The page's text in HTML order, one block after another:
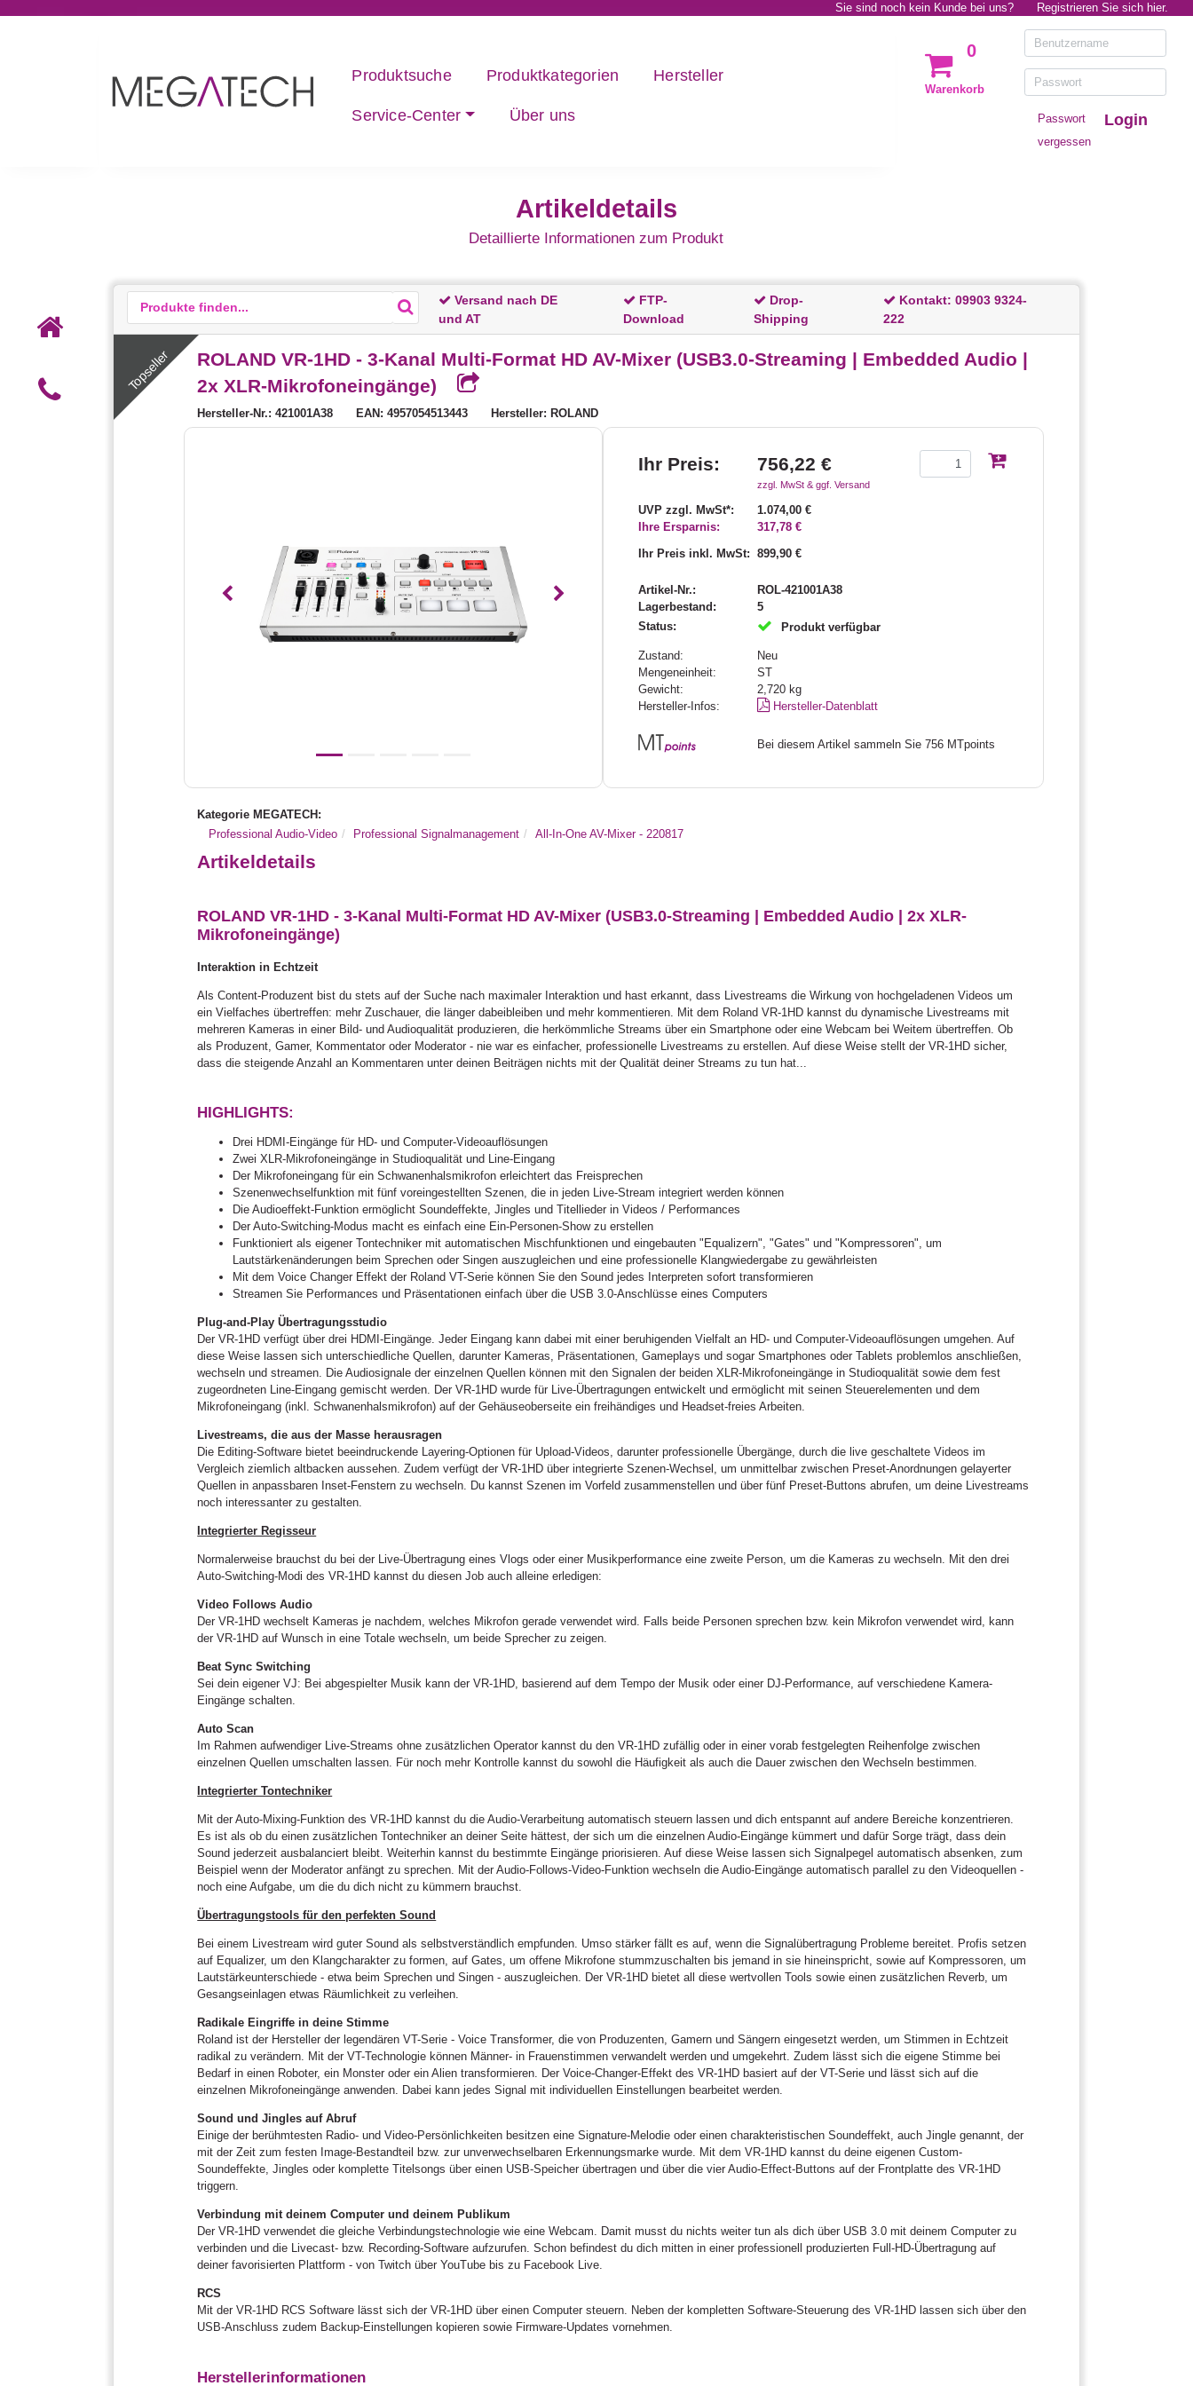
Sie sind noch kein Kunde bei uns? Registrieren Sie sich hier.
Produktsuche Produktkategorien Hersteller
Service-Center Über uns
0
Warenkorb
Passwort
vergessen
Login
Artikeldetails
Detaillierte Informationen zum Produkt
Versand nach DE
und AT
FTP-
Download
Drop-
Shipping
Kontakt:09903 9324-
222
ROLAND VR-1HD - 3-Kanal Multi-Format HD AV-Mixer (USB3.0-Streaming | Embedded Audio |
2x XLR-Mikrofoneingänge)
Hersteller-Nr.: 421001A38 EAN: 4957054513443 Hersteller: ROLAND
Vorheriges Nächstes
Ihr Preis: 756,22 €
zzgl. MwSt & ggf. Versand
UVP zzgl. MwSt*:
1.074,00 €
Ihre Ersparnis:
317,78 €
Ihr Preis inkl. MwSt:
899,90 €
Artikel-Nr.:
ROL-421001A38
Lagerbestand:
5
Status:
Produkt verfügbar
Zustand:
Neu
Mengeneinheit:
ST
Gewicht:
2,720 kg
Hersteller-Infos:
Hersteller-Datenblatt
Bei diesem Artikel sammeln Sie 756 MTpoints
Kategorie MEGATECH:
Professional Audio-Video
Professional Signalmanagement All-In-One AV-Mixer - 220817
Artikeldetails
ROLAND VR-1HD - 3-Kanal Multi-Format HD AV-Mixer (USB3.0-Streaming | Embedded Audio | 2x XLR-
Mikrofoneingänge)
Interaktion in Echtzeit
Als Content-Produzent bist du stets auf der Suche nach maximaler Interaktion und hast erkannt, dass Livestreams die Wirkung von hochgeladenen Videos um
ein Vielfaches übertreffen: mehr Zuschauer, die länger dabeibleiben und mehr kommentieren. Mit dem Roland VR-1HD kannst du dynamische Livestreams mit
mehreren Kameras in einer Bild- und Audioqualität produzieren, die herkömmliche Streams über ein Smartphone oder eine Webcam bei Weitem übertreffen. Ob
als Produzent, Gamer, Kommentator oder Moderator - nie war es einfacher, professionelle Livestreams zu erstellen. Auf diese Weise stellt der VR-1HD sicher,
dass die steigende Anzahl an Kommentaren unter deinen Beiträgen nichts mit der Qualität deiner Streams zu tun hat...
HIGHLIGHTS:
Drei HDMI-Eingänge für HD- und Computer-Videoauflösungen
Zwei XLR-Mikrofoneingänge in Studioqualität und Line-Eingang
Der Mikrofoneingang für ein Schwanenhalsmikrofon erleichtert das Freisprechen
Szenenwechselfunktion mit fünf voreingestellten Szenen, die in jeden Live-Stream integriert werden können
Die Audioeffekt-Funktion ermöglicht Soundeffekte, Jingles und Titellieder in Videos / Performances
Der Auto-Switching-Modus macht es einfach eine Ein-Personen-Show zu erstellen
Funktioniert als eigener Tontechniker mit automatischen Mischfunktionen und eingebauten "Equalizern", "Gates" und "Kompressoren", um
Lautstärkenänderungen beim Sprechen oder Singen auszugleichen und eine professionelle Klangwiedergabe zu gewährleisten
Mit dem Voice Changer Effekt der Roland VT-Serie können Sie den Sound jedes Interpreten sofort transformieren
Streamen Sie Performances und Präsentationen einfach über die USB 3.0-Anschlüsse eines Computers
Plug-and-Play Übertragungsstudio
Der VR-1HD verfügt über drei HDMI-Eingänge. Jeder Eingang kann dabei mit einer beruhigenden Vielfalt an HD- und Computer-Videoauflösungen umgehen. Auf
diese Weise lassen sich unterschiedliche Quellen, darunter Kameras, Präsentationen, Gameplays und sogar Smartphones oder Tablets problemlos anschließen,
wechseln und streamen. Die Audiosignale der einzelnen Quellen können mit den Signalen der beiden XLR-Mikrofoneingänge in Studioqualität sowie dem fest
zugeordneten Line-Eingang gemischt werden. Der VR-1HD wurde für Live-Übertragungen entwickelt und ermöglicht mit seinen Steuerelementen und dem
Mikrofoneingang (inkl. Schwanenhalsmikrofon) auf der Gehäuseoberseite ein freihändiges und Headset-freies Arbeiten.
Livestreams, die aus der Masse herausragen
Die Editing-Software bietet beeindruckende Layering-Optionen für Upload-Videos, darunter professionelle Übergänge, durch die live geschaltete Videos im
Vergleich ziemlich altbacken aussehen. Zudem verfügt der VR-1HD über integrierte Szenen-Wechsel, um unmittelbar zwischen Preset-Anordnungen gelayerter
Quellen in anpassbaren Inset-Fenstern zu wechseln. Du kannst Szenen im Vorfeld zusammenstellen und über fünf Preset-Buttons abrufen, um deine Livestreams
noch interessanter zu gestalten.
Integrierter Regisseur
Normalerweise brauchst du bei der Live-Übertragung eines Vlogs oder einer Musikperformance eine zweite Person, um die Kameras zu wechseln. Mit den drei
Auto-Switching-Modi des VR-1HD kannst du diesen Job auch alleine erledigen:
Video Follows Audio
Der VR-1HD wechselt Kameras je nachdem, welches Mikrofon gerade verwendet wird. Falls beide Personen sprechen bzw. kein Mikrofon verwendet wird, kann
der VR-1HD auf Wunsch in eine Totale wechseln, um beide Sprecher zu zeigen.
Beat Sync Switching
Sei dein eigener VJ: Bei abgespielter Musik kann der VR-1HD, basierend auf dem Tempo der Musik oder einer DJ-Performance, auf verschiedene Kamera-
Eingänge schalten.
Auto Scan
Im Rahmen aufwendiger Live-Streams ohne zusätzlichen Operator kannst du den VR-1HD zufällig oder in einer vorab festgelegten Reihenfolge zwischen
einzelnen Quellen umschalten lassen. Für noch mehr Kontrolle kannst du sowohl die Häufigkeit als auch die Dauer zwischen den Wechseln bestimmen.
Integrierter Tontechniker
Mit der Auto-Mixing-Funktion des VR-1HD kannst du die Audio-Verarbeitung automatisch steuern lassen und dich entspannt auf andere Bereiche konzentrieren.
Es ist als ob du einen zusätzlichen Tontechniker an deiner Seite hättest, der sich um die einzelnen Audio-Eingänge kümmert und dafür Sorge trägt, dass dein
Sound jederzeit ausbalanciert bleibt. Weiterhin kannst du bestimmte Eingänge priorisieren. Auf diese Weise lassen sich Signalpegel automatisch absenken, zum
Beispiel wenn der Moderator anfängt zu sprechen. Mit der Audio-Follows-Video-Funktion wechseln die Audio-Eingänge automatisch parallel zu den Videoquellen -
noch eine Aufgabe, um die du dich nicht zu kümmern brauchst.
Übertragungstools für den perfekten Sound
Bei einem Livestream wird guter Sound als selbstverständlich empfunden. Umso stärker fällt es auf, wenn die Signalübertragung Probleme bereitet. Profis setzen
auf Equalizer, um den Klangcharakter zu formen, auf Gates, um offene Mikrofone stummzuschalten bis jemand in sie hineinspricht, sowie auf Kompressoren, um
Lautstärkeunterschiede - etwa beim Sprechen und Singen - auszugleichen. Der VR-1HD bietet all diese wertvollen Tools sowie einen zusätzlichen Reverb, um
Gesangseinlagen etwas Räumlichkeit zu verleihen.
Radikale Eingriffe in deine Stimme
Roland ist der Hersteller der legendären VT-Serie - Voice Transformer, die von Produzenten, Gamern und Sängern eingesetzt werden, um Stimmen in Echtzeit
radikal zu verändern. Mit der VT-Technologie können Männer- in Frauenstimmen verwandelt werden und umgekehrt. Zudem lässt sich die eigene Stimme bei
Bedarf in einen Roboter, ein Monster oder ein Alien transformieren. Der Voice-Changer-Effekt des VR-1HD basiert auf der VT-Serie und lässt sich auf die
einzelnen Mikrofoneingänge anwenden. Dabei kann jedes Signal mit individuellen Einstellungen bearbeitet werden.
Sound und Jingles auf Abruf
Einige der berühmtesten Radio- und Video-Persönlichkeiten besitzen eine Signature-Melodie oder einen charakteristischen Soundeffekt, auch Jingle genannt, der
mit der Zeit zum festen Image-Bestandteil bzw. zur unverwechselbaren Erkennungsmarke wurde. Mit dem VR-1HD kannst du deine eigenen Custom-
Soundeffekte, Jingles oder komplette Titelsongs über einen USB-Speicher übertragen und über die vier Audio-Effect-Buttons auf der Frontplatte des VR-1HD
triggern.
Verbindung mit deinem Computer und deinem Publikum
Der VR-1HD verwendet die gleiche Verbindungstechnologie wie eine Webcam. Damit musst du nichts weiter tun als dich über USB 3.0 mit deinem Computer zu
verbinden und die Livecast- bzw. Recording-Software aufzurufen. Schon befindest du dich mitten in einer professionell produzierten Full-HD-Übertragung auf
deiner favorisierten Plattform - von Twitch über YouTube bis zu Facebook Live.
RCS
Mit der VR-1HD RCS Software lässt sich der VR-1HD über einen Computer steuern. Neben der kompletten Software-Steuerung des VR-1HD lassen sich über den
USB-Anschluss zudem Backup-Einstellungen kopieren sowie Firmware-Updates vornehmen.
Herstellerinformationen